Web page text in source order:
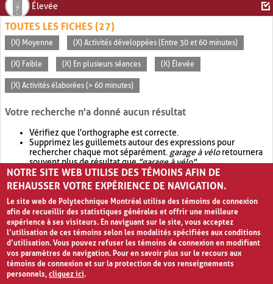
Élevée
TOUTES LES FICHES (27)
(X) Moyenne (X) Activités développées (Entre 30 et 60 minutes)
(X) Faible (X) En plusieurs séances (X) Élevée
(X) Activités élaborées (> 60 minutes)
Votre recherche n'a donné aucun résultat
Vérifiez que l'orthographe est correcte.
Supprimez les guillemets autour des expressions pour
rechercher chaque mot séparément. garage à véloretournera
souvent plus de résultat que"garage à vélo".
Envisagez d'élargir votre recherche avec OR.garage OR vélo
retournera souvent plus de résultat quegarage à vélo
NOTRE SITE WEB UTILISE DES TÉMOINS AFIN DE
REHAUSSER VOTRE EXPÉRIENCE DE NAVIGATION.
Le site web de Polytechnique Montréal utilise des témoins de connexion
afin de recueillir des statistiques générales et offrir une meilleure
expérience à ses visiteurs. En naviguant sur le site, vous acceptez
l’utilisation de ces témoins selon les modalités spécifiées aux conditions
d’utilisation. Vous pouvez refuser les témoins de connexion en modifiant
vos paramètres de navigation. Pour en savoir plus sur le recours aux
témoins de connexion et sur la protection de vos renseignements
personnels,cliquez ici.